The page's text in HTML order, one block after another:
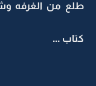
طلع من الغرفه
كتاب ...